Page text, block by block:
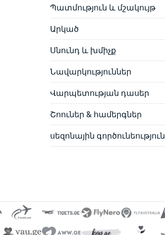
Պատմություն և մշակույթ
Արկած
Սնունդ և խմիչք
Նավարկություններ
Վարպետության դասեր
Շոուներ & համերգներ
սեզոնային գործունեություն